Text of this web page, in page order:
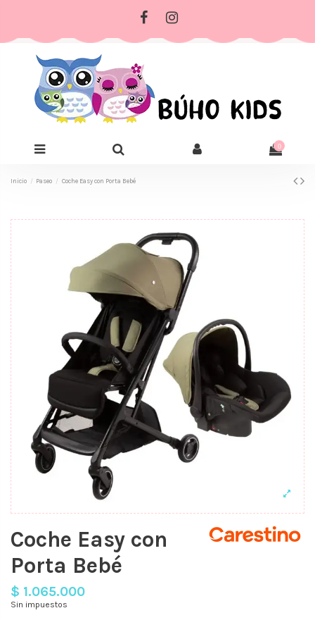
0
Inicio Paseo Coche Easy con Porta Bebé
Coche Easy con
Porta Bebé
$ 1.065.000
Sin impuestos